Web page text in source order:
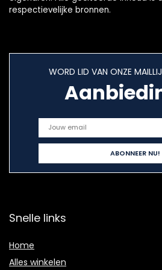
respectievelijke bronnen.
WORD LID VAN ONZE
Snelle links
Home
Alles winkelen